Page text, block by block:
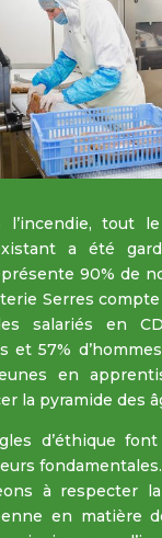
l’incendie, tout
a été
90% de
Serres compte
salariés en
et 57%
en
la pyramide des
d’éthique
à respecter
en matière